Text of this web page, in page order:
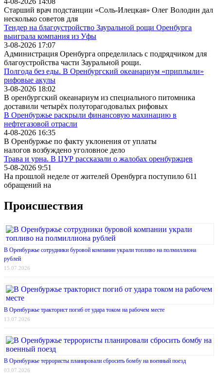
Старший врач подстанции «Соль-Илецкая» Олег Володин дал
несколько советов для
Тендер на благоустройство Зауральной рощи Оренбурга
выиграла компания из Уфы
3-08-2026 17:07
Администрация Оренбурга определилась с подрядчиком для
благоустройства части Зауральной рощи.
Полгода без еды. В Оренбургский океанариум «приплыли»
рифовые акулы
3-08-2026 18:02
В оренбургский океанариум из специального питомника
доставили четырёх полуторагодовалых рифовых
В Оренбуржье раскрыли финансовую махинацию в
нефтегазовой отрасли
4-08-2026 16:35
В Оренбуржье по факту уклонения от уплаты
налогов возбуждено уголовное дело
Трава и урна. В ЦУР рассказали о жалобах оренбуржцев
5-08-2026 9:51
На прошлой неделе от жителей Оренбурга поступило 611
обращений на
Происшествия
В Оренбуржье сотрудники буровой компании украли топливо на полмиллиона
рублей
15.07.2026
В Оренбуржье тракторист погиб от удара током на рабочем месте
13.07.2026
В Оренбуржье террористы планировали сбросить бомбу на военный поезд
03.07.2026